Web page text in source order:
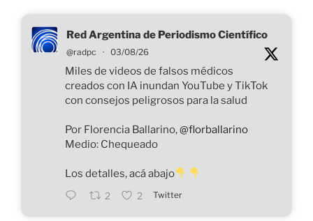
Red Argentina de Periodismo Científico
@radpc · 03/08/26
Miles de videos de falsos médicos
creados con IA inundan YouTube y TikTok
con consejos peligrosos para la salud
Por Florencia Ballarino,@florballarino
Medio: Chequeado
Los detalles, acá abajo
2 2 Twitter